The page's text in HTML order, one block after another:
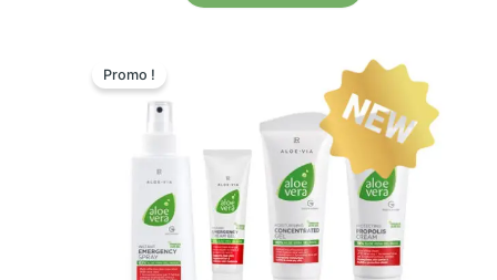
Promo !